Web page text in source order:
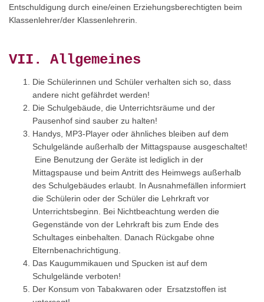
Entschuldigung durch eine/einen Erziehungsberechtigten beim
Klassenlehrer/der Klassenlehrerin.
VII. Allgemeines
Die Schülerinnen und Schüler verhalten sich so, dass
andere nicht gefährdet werden!
Die Schulgebäude, die Unterrichtsräume und der
Pausenhof sind sauber zu halten!
Handys, MP3-Player oder ähnliches bleiben auf dem
Schulgelände außerhalb der Mittagspause ausgeschaltet!
Eine Benutzung der Geräte ist lediglich in der
Mittagspause und beim Antritt des Heimwegs außerhalb
des Schulgebäudes erlaubt. In Ausnahmefällen informiert
die Schülerin oder der Schüler die Lehrkraft vor
Unterrichtsbeginn. Bei Nichtbeachtung werden die
Gegenstände von der Lehrkraft bis zum Ende des
Schultages einbehalten. Danach Rückgabe ohne
Elternbenachrichtigung.
Das Kaugummikauen und Spucken ist auf dem
Schulgelände verboten!
Der Konsum von Tabakwaren oder Ersatzstoffen ist